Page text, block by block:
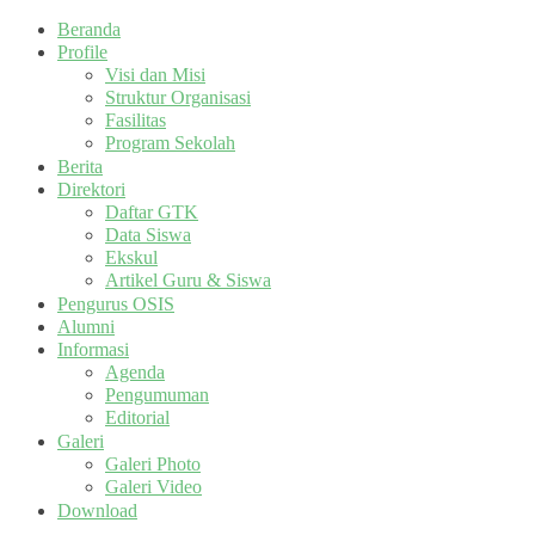
Beranda
Profile
Visi dan Misi
Struktur Organisasi
Fasilitas
Program Sekolah
Berita
Direktori
Daftar GTK
Data Siswa
Ekskul
Artikel Guru & Siswa
Pengurus OSIS
Alumni
Informasi
Agenda
Pengumuman
Editorial
Galeri
Galeri Photo
Galeri Video
Download